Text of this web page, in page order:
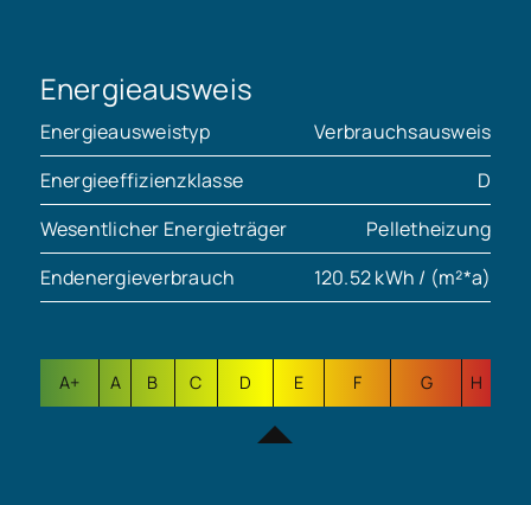
Energieausweis
Energieausweistyp
Verbrauchsausweis
Energieeffizienzklasse
D
Wesentlicher Energieträger
Pelletheizung
Endenergieverbrauch
120.52 kWh / (m²*a)
A+ A B C D E F G H